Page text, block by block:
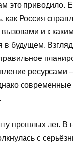
это приводило.
как Россия
и к
в будущем.
ресурсами
прошлых лет. В
с